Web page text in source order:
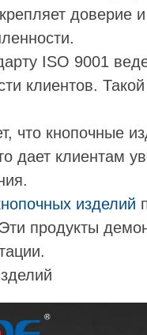
доверие
ISO 9001
клиентов.
что кнопочные
дает клиентам
изделий
продукты